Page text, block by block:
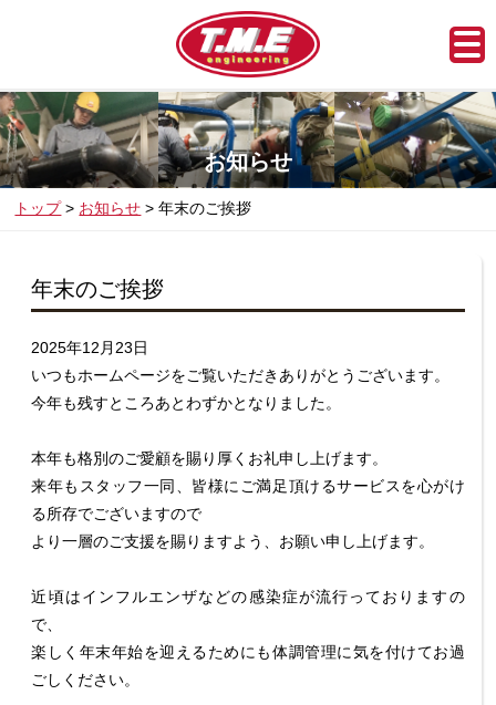
お知らせ
トップ お知らせ 年末のご挨拶
年末のご挨拶
2025年12月23日
いつもホームページをご覧いただきありがとうございます。
今年も残すところあとわずかとなりました。
本年も格別のご愛顧を賜り厚くお礼申し上げます。
来年もスタッフ一同、皆様にご満足頂けるサービスを心がけ
る所存でございますので
より一層のご支援を賜りますよう、お願い申し上げます。
近頃はインフルエンザなどの感染症が流行っておりますの
で、
楽しく年末年始を迎えるためにも体調管理に気を付けてお過
ごしください。